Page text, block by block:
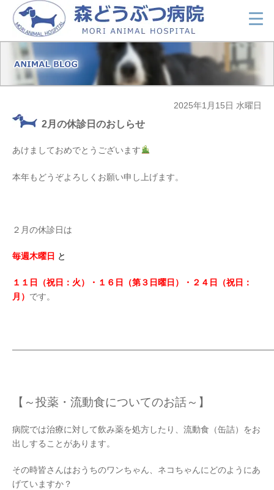
2025年1月15日 水曜日
2月の休診日のおしらせ
あけましておめでとうございます
本年もどうぞよろしくお願い申し上げます。
２月の休診日は
毎週木曜日 と
１１日（祝日：火）・１６日（第３日曜日）・２４日（祝日：
月） です。
【～投薬・流動食についてのお話～】
病院では治療に対して飲み薬を処方したり、流動食（缶詰）をお
出しすることがあります。
その時皆さんはおうちのワンちゃん、ネコちゃんにどのようにあ
げていますか？